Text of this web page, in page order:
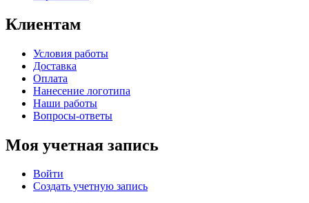
Клиентам
Условия работы
Доставка
Оплата
Нанесение логотипа
Наши работы
Вопросы-ответы
Моя учетная запись
Войти
Создать учетную запись